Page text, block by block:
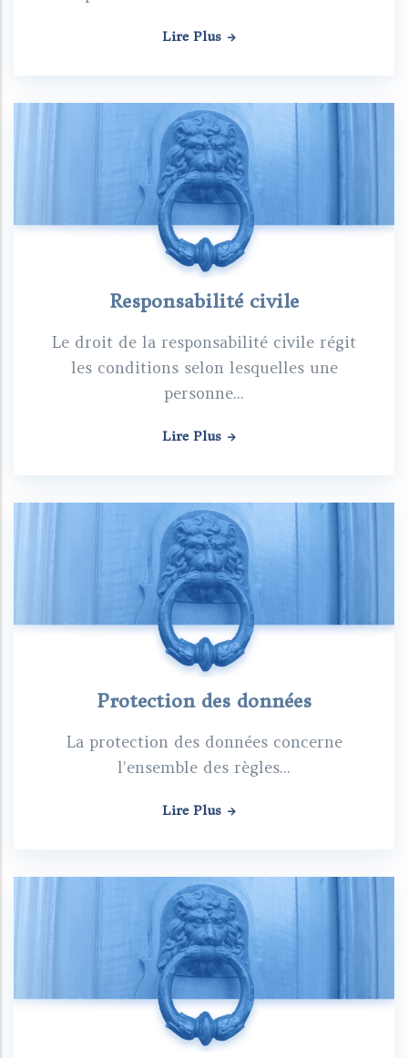
Lire Plus
Responsabilité civile
Le droit de la responsabilité civile régit
les conditions selon lesquelles une
personne...
Lire Plus
Protection des données
La protection des données concerne
l’ensemble des règles...
Lire Plus